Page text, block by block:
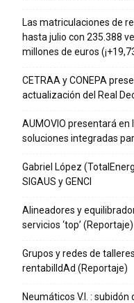
Las matriculaciones de
hasta julio con 235.388
millones de euros
CETRAA y CONEPA
actualización del Real
AUMOVIO presentará
soluciones integradas
Gabriel López
SIGAUS y GENCI
Alineadores y
servicios ‘top’ (Reportaje)
Grupos y redes de
rentabilIdAd (Reportaje)
Neumáticos V.I. :